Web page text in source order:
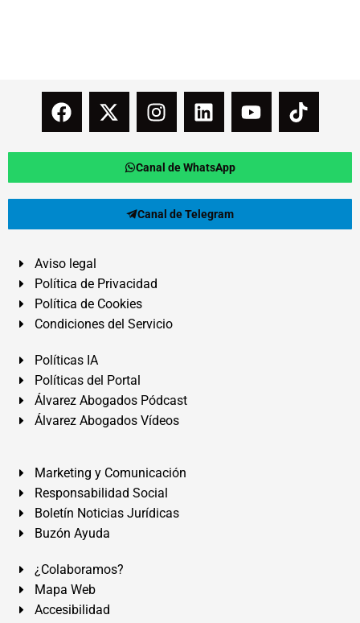
Canal de WhatsApp
Canal de Telegram
Aviso legal
Política de Privacidad
Política de Cookies
Condiciones del Servicio
Políticas IA
Políticas del Portal
Álvarez Abogados Pódcast
Álvarez Abogados Vídeos
Marketing y Comunicación
Responsabilidad Social
Boletín Noticias Jurídicas
Buzón Ayuda
¿Colaboramos?
Mapa Web
Accesibilidad